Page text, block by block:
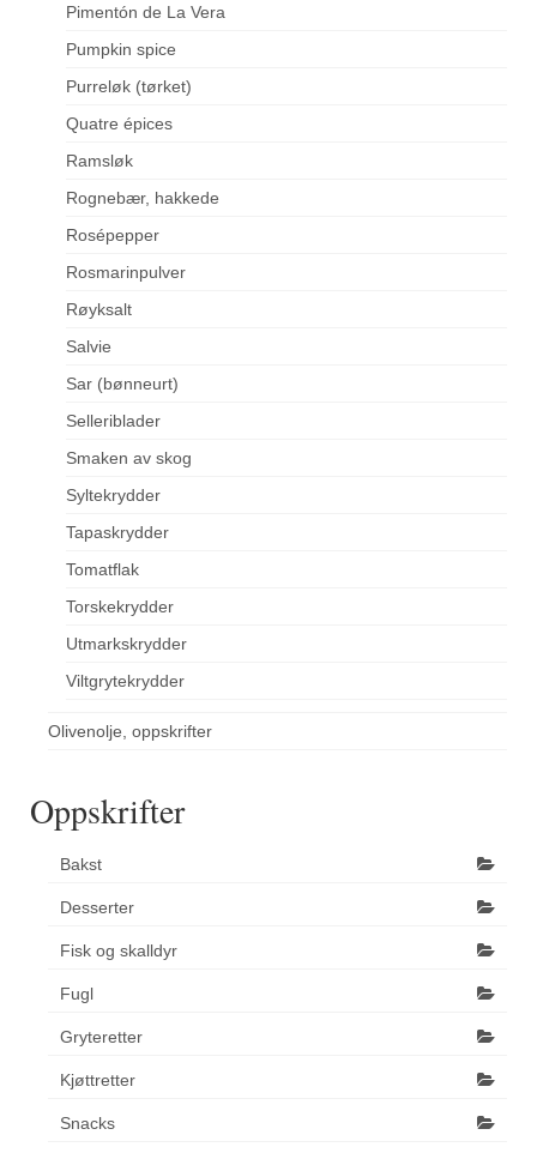
Pimentón de La Vera
Pumpkin spice
Purreløk (tørket)
Quatre épices
Ramsløk
Rognebær, hakkede
Rosépepper
Rosmarinpulver
Røyksalt
Salvie
Sar (bønneurt)
Selleriblader
Smaken av skog
Syltekrydder
Tapaskrydder
Tomatflak
Torskekrydder
Utmarkskrydder
Viltgrytekrydder
Olivenolje, oppskrifter
Oppskrifter
Bakst
Desserter
Fisk og skalldyr
Fugl
Gryteretter
Kjøttretter
Snacks